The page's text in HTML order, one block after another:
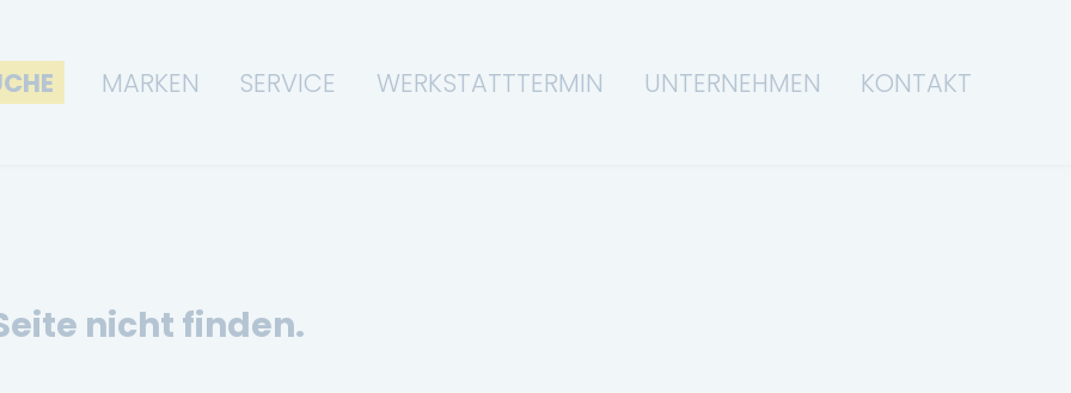
MARKEN SERVICE WERKSTATTTERMIN UNTERNEHMEN KONTAKT
nicht finden.